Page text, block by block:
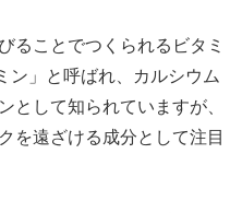
ることでつくられるビタミ
ン」と呼ばれ、カルシウム
として知られていますが、
を遠ざける成分として注目